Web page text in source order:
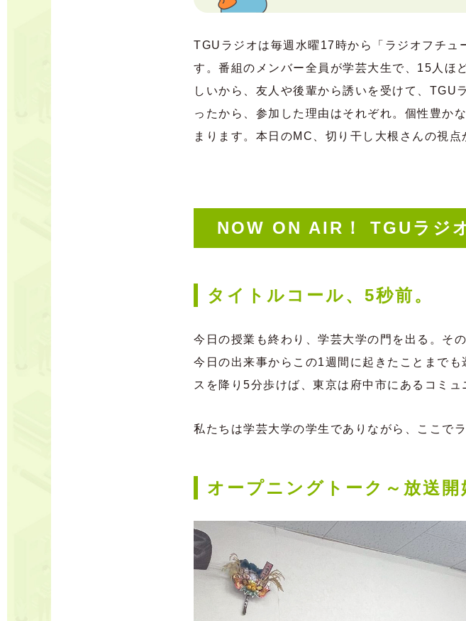
TGUラジオは毎週水曜17時から「ラジオフチ
す。番組のメンバー全員が学芸大生で、15人ほ
しいから、友人や後輩から誘いを受けて、
ったから、参加した理由はそれぞれ。個性豊か
まります。本日のMC、切り干し大根さんの視点
NOW ON AIR！ TGUラジ
タイトルコール、5秒前。
今日の授業も終わり、学芸大学の門を出る。そ
今日の出来事からこの1週間に起きたことまで
スを降り5分歩けば、東京は府中市にあるコミ
私たちは学芸大学の学生でありながら、ここで
オープニングトーク～放送開